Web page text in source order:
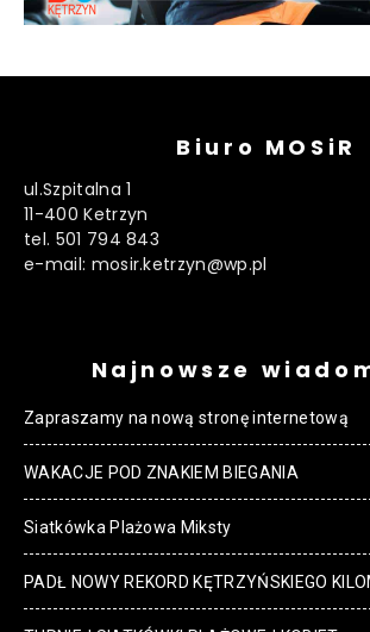
Biuro MOSiR
ul.Szpitalna 1
11-400 Ketrzyn
tel. 501 794 843
e-mail: mosir.ketrzyn@wp.pl
Najnowsze
Zapraszamy na nową stronę internetową
WAKACJE POD ZNAKIEM BIEGANIA
Siatkówka Plażowa Miksty
PADŁ NOWY REKORD KĘTRZYŃSKIEGO